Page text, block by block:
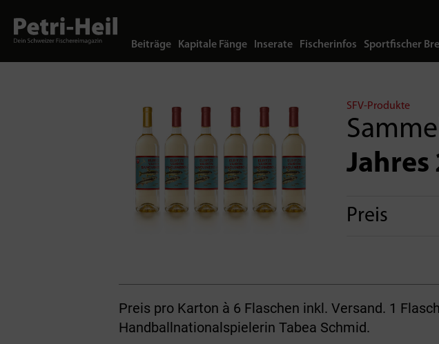
Beiträge Kapitale Fänge Inserate Fischerinfos Sportfischer
SFV-Produkte
Jahres
Preis
Preis pro Karton à 6 Flaschen inkl. Versand. 1
Handballnationalspielerin Tabea Schmid.